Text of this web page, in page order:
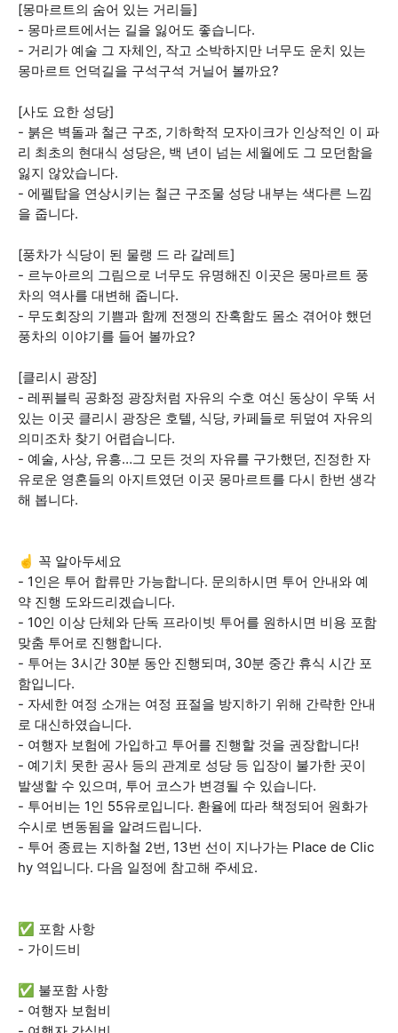
[몽마르트의 숨어 있는 거리들]
- 몽마르트에서는 길을 잃어도 좋습니다.
- 거리가 예술 그 자체인, 작고 소박하지만 너무도 운치 있는
몽마르트 언덕길을 구석구석 거닐어 볼까요?
[사도 요한 성당]
- 붉은 벽돌과 철근 구조, 기하학적 모자이크가 인상적인 이 파
리 최초의 현대식 성당은, 백 년이 넘는 세월에도 그 모던함을
잃지 않았습니다.
- 에펠탑을 연상시키는 철근 구조물 성당 내부는 색다른 느낌
을 줍니다.
[풍차가 식당이 된 물랭 드 라 갈레트]
- 르누아르의 그림으로 너무도 유명해진 이곳은 몽마르트 풍
차의 역사를 대변해 줍니다.
- 무도회장의 기쁨과 함께 전쟁의 잔혹함도 몸소 겪어야 했던
풍차의 이야기를 들어 볼까요?
[클리시 광장]
- 레퓌블릭 공화정 광장처럼 자유의 수호 여신 동상이 우뚝 서
있는 이곳 클리시 광장은 호텔, 식당, 카페들로 뒤덮여 자유의
의미조차 찾기 어렵습니다.
- 예술, 사상, 유흥…그 모든 것의 자유를 구가했던, 진정한 자
유로운 영혼들의 아지트였던 이곳 몽마르트를 다시 한번 생각
해 봅니다.
☝️ 꼭 알아두세요
- 1인은 투어 합류만 가능합니다. 문의하시면 투어 안내와 예
약 진행 도와드리겠습니다.
- 10인 이상 단체와 단독 프라이빗 투어를 원하시면 비용 포함
맞춤 투어로 진행합니다.
- 투어는 3시간 30분 동안 진행되며, 30분 중간 휴식 시간 포
함입니다.
- 자세한 여정 소개는 여정 표절을 방지하기 위해 간략한 안내
로 대신하였습니다.
- 여행자 보험에 가입하고 투어를 진행할 것을 권장합니다!
- 예기치 못한 공사 등의 관계로 성당 등 입장이 불가한 곳이
발생할 수 있으며, 투어 코스가 변경될 수 있습니다.
- 투어비는 1인 55유로입니다. 환율에 따라 책정되어 원화가
수시로 변동됨을 알려드립니다.
- 투어 종료는 지하철 2번, 13번 선이 지나가는 Place de Clic
hy 역입니다. 다음 일정에 참고해 주세요.
✅ 포함 사항
- 가이드비
✅ 불포함 사항
- 여행자 보험비